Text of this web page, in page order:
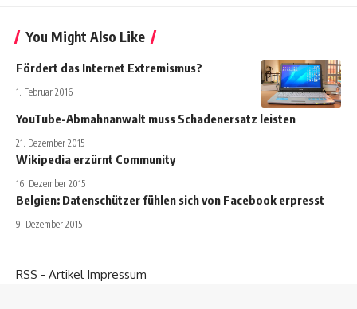
You Might Also Like
Fördert das Internet Extremismus?
1. Februar 2016
YouTube-Abmahnanwalt muss Schadenersatz leisten
21. Dezember 2015
Wikipedia erzürnt Community
16. Dezember 2015
Belgien: Datenschützer fühlen sich von Facebook erpresst
9. Dezember 2015
RSS - Artikel Impressum